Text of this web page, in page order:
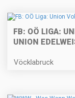
FB: OÖ LIGA:
UNION
Vöcklabruck